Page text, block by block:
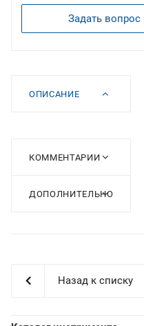
Задать вопрос
ОПИСАНИЕ
КОММЕНТАРИИ
ДОПОЛНИТЕЛЬНО
Назад к списку